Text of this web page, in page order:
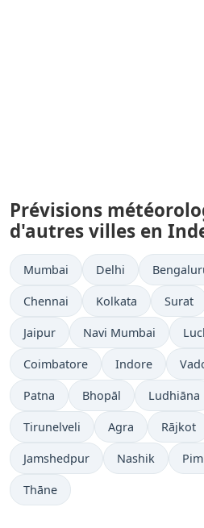
Prévisions
d'autres villes en
Mumbai Delhi
Chennai Kolkata Surat
Jaipur Navi Mumbai
Coimbatore Indore
Patna Bhopāl Ludhiāna
Tirunelveli Agra Rājkot
Jamshedpur Nashik
Thāne